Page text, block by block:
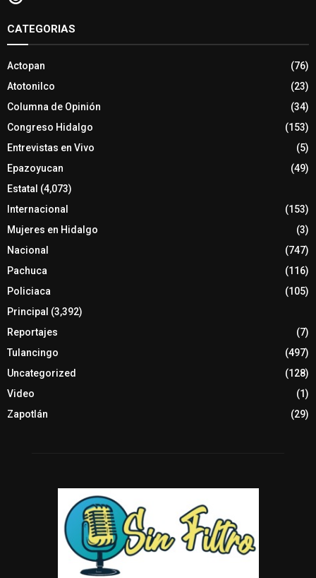
CATEGORIAS
Actopan
(76)
Atotonilco
(23)
Columna de Opinión
(34)
Congreso Hidalgo
(153)
Entrevistas en Vivo
(5)
Epazoyucan
(49)
Estatal (4,073)
Internacional
(153)
Mujeres en Hidalgo
(3)
Nacional
(747)
Pachuca
(116)
Policiaca
(105)
Principal (3,392)
Reportajes
(7)
Tulancingo
(497)
Uncategorized
(128)
Video
(1)
Zapotlán
(29)